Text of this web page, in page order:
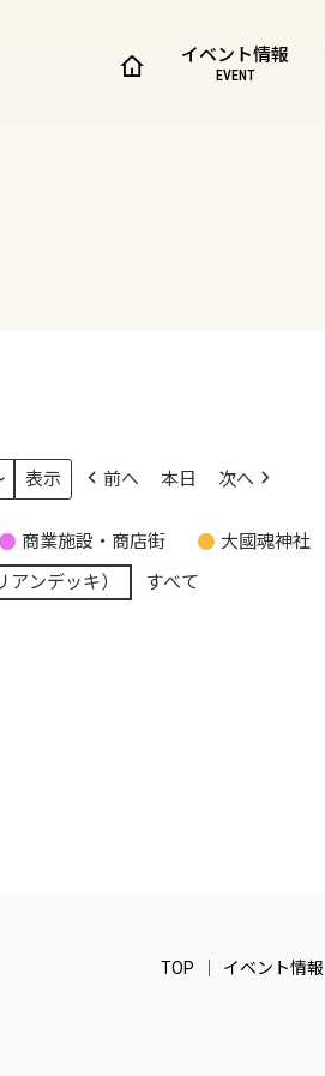
イベント情報
EVENT
前へ 本日 次へ
商業施設・商店街
大國魂神社
ンデッキ）
すべて
TOP イベント情報